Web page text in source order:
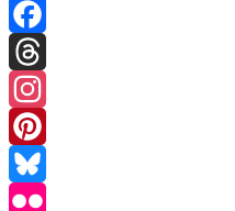
Facebook
Threads
Instagram
Pinterest
Bluesky